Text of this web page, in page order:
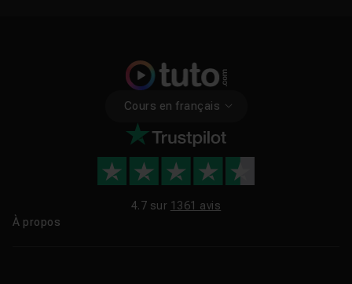
Cours en français
4.7 sur 1361 avis
À propos